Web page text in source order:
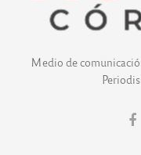
Medio de